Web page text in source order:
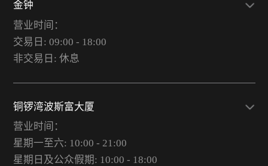
金钟
营业时间：
交易日: 09:00 - 18:00
非交易日: 休息
铜锣湾波斯富大厦
营业时间：
星期一至六: 10:00 - 21:00
星期日及公众假期: 10:00 - 18:00